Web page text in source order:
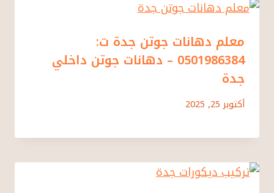
معلم دهانات جوتن جدة ت:
0501986384 – دهانات جوتن داخلي
جدة
أكتوبر 25, 2025